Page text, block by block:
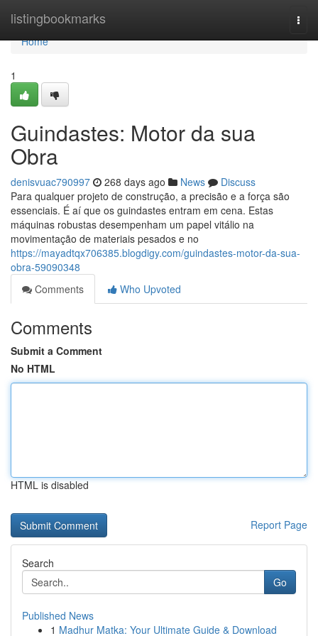
listingbookmarks
Home
Home
1
Guindastes: Motor da sua
Obra
denisvuac790997 268 days ago News
Discuss
Para qualquer projeto de construção, a precisão e a força são
essenciais. É aí que os guindastes entram em cena. Estas
máquinas robustas desempenham um papel vitálio na
movimentação de materiais pesados e no
https://mayadtqx706385.blogdigy.com/guindastes-motor-da-sua-
obra-59090348
Comments
Who Upvoted
Comments
Submit a Comment
No HTML
HTML is disabled
Report Page
Search
Go
Published News
1 Madhur Matka: Your Ultimate Guide & Download